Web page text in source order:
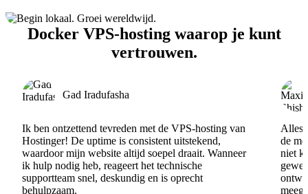
Docker VPS-hosting waarop je kunt
vertrouwen.
Gad Iradufasha
Ik ben ontzettend tevreden met de VPS-hosting van
Hostinger! De uptime is consistent uitstekend,
waardoor mijn website altijd soepel draait. Wanneer
ik hulp nodig heb, reageert het technische
supportteam snel, deskundig en is oprecht
behulpzaam.
Alles
de
niet